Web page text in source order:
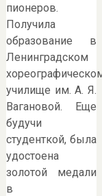
пионеров.
Получила
образование в
Ленинградском
училище им. А. Я.
Вагановой. Еще
будучи
студенткой, была
удостоена
золотой медали
в